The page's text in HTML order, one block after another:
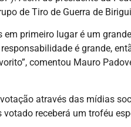
de Tiro de Guerra de
primeiro lugar é um
é grande,
comentou Mauro
através das mídias
receberá um troféu